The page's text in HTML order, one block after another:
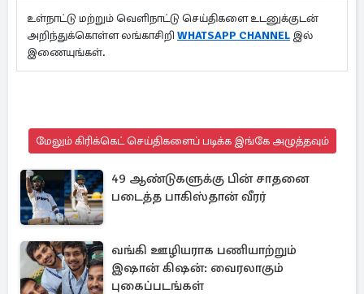
உள்நாட்டு மற்றும் வெளிநாட்டு செய்திகளை உடனுக்குடன்
அறிந்துக்கொள்ள லங்காசிறி WHATSAPP CHANNEL இல்
இணையுங்கள்.
மேலும் கிரிக்கெட் செய்திகளைப் படிக்க இங்கே அழுத்தவும்
49 ஆண்டுகளுக்கு பின் சாதனை
படைத்த பாகிஸ்தான் வீரர்
வங்கி ஊழியராக பணியாற்றும்
இஷான் கிஷன்: வைரலாகும்
புகைப்படங்கள்